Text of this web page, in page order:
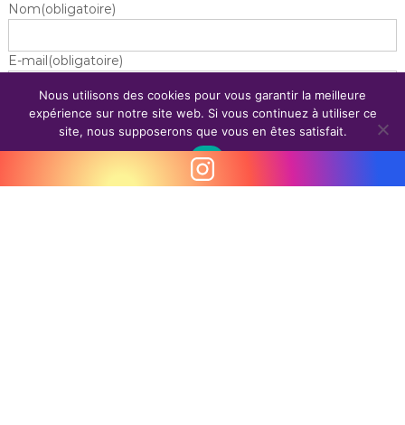
Nom(obligatoire)
E-mail(obligatoire)
Message
Nous utilisons des cookies pour vous garantir la meilleure
expérience sur notre site web. Si vous continuez à utiliser ce
site, nous supposerons que vous en êtes satisfait.
Ok